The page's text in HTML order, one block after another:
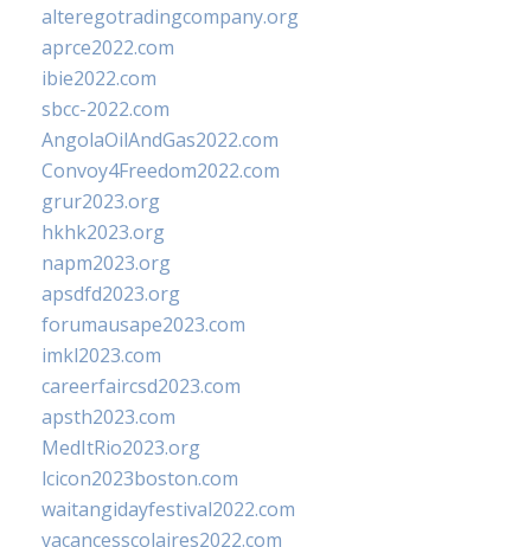
alteregotradingcompany.org
aprce2022.com
ibie2022.com
sbcc-2022.com
AngolaOilAndGas2022.com
Convoy4Freedom2022.com
grur2023.org
hkhk2023.org
napm2023.org
apsdfd2023.org
forumausape2023.com
imkl2023.com
careerfaircsd2023.com
apsth2023.com
MedItRio2023.org
lcicon2023boston.com
waitangidayfestival2022.com
vacancesscolaires2022.com